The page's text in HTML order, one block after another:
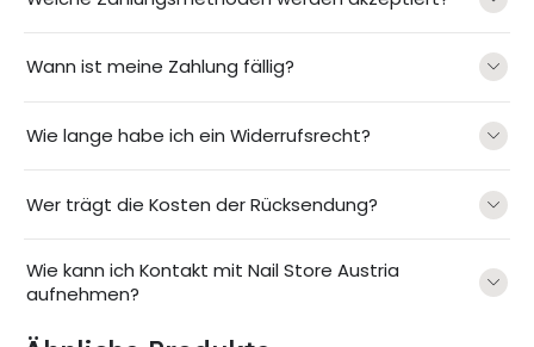
Wann ist meine Zahlung fällig?
Wie lange habe ich ein Widerrufsrecht?
Wer trägt die Kosten der Rücksendung?
Wie kann ich Kontakt mit Nail Store Austria
aufnehmen?